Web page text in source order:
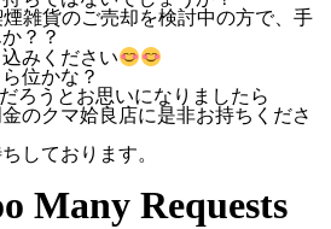
雑貨のご売却を検討中の方で、手
？？
みください
位かな？
ろうとお思いになりましたら
のクマ姶良店に是非お持ちくださ
しております。